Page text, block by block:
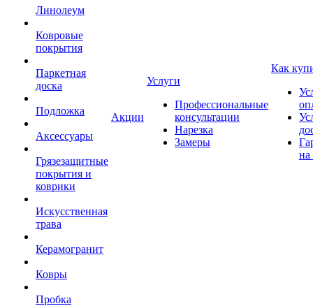
Линолеум
Ковровые
покрытия
Паркетная
доска
Подложка
Аксессуары
Грязезащитные
покрытия и
коврики
Искусственная
трава
Керамогранит
Ковры
Пробка
Акции
Услуги
Профессиональные
консультации
Нарезка
Замеры
Как
на